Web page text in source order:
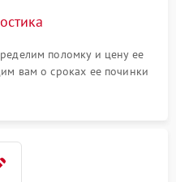
поломку и цену ее
вам о сроках ее починки